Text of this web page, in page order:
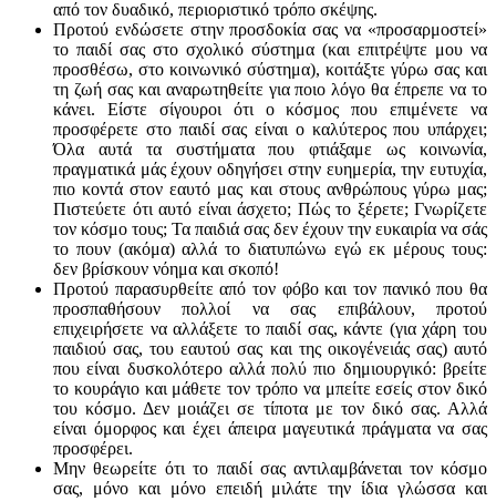
από τον δυαδικό, περιοριστικό τρόπο σκέψης.
Προτού ενδώσετε στην προσδοκία σας να «προσαρμοστεί»
το παιδί σας στο σχολικό σύστημα (και επιτρέψτε μου να
προσθέσω, στο κοινωνικό σύστημα), κοιτάξτε γύρω σας και
τη ζωή σας και αναρωτηθείτε για ποιο λόγο θα έπρεπε να το
κάνει. Είστε σίγουροι ότι ο κόσμος που επιμένετε να
προσφέρετε στο παιδί σας είναι ο καλύτερος που υπάρχει;
Όλα αυτά τα συστήματα που φτιάξαμε ως κοινωνία,
πραγματικά μάς έχουν οδηγήσει στην ευημερία, την ευτυχία,
πιο κοντά στον εαυτό μας και στους ανθρώπους γύρω μας;
Πιστεύετε ότι αυτό είναι άσχετο; Πώς το ξέρετε; Γνωρίζετε
τον κόσμο τους; Τα παιδιά σας δεν έχουν την ευκαιρία να σάς
το πουν (ακόμα) αλλά το διατυπώνω εγώ εκ μέρους τους:
δεν βρίσκουν νόημα και σκοπό!
Προτού παρασυρθείτε από τον φόβο και τον πανικό που θα
προσπαθήσουν πολλοί να σας επιβάλουν, προτού
επιχειρήσετε να αλλάξετε το παιδί σας, κάντε (για χάρη του
παιδιού σας, του εαυτού σας και της οικογένειάς σας) αυτό
που είναι δυσκολότερο αλλά πολύ πιο δημιουργικό: βρείτε
το κουράγιο και μάθετε τον τρόπο να μπείτε εσείς στον δικό
του κόσμο. Δεν μοιάζει σε τίποτα με τον δικό σας. Αλλά
είναι όμορφος και έχει άπειρα μαγευτικά πράγματα να σας
προσφέρει.
Μην θεωρείτε ότι το παιδί σας αντιλαμβάνεται τον κόσμο
σας, μόνο και μόνο επειδή μιλάτε την ίδια γλώσσα και